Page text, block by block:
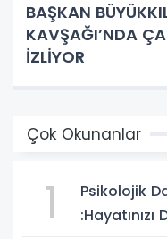
BAŞKAN
KAVŞAĞI’NDA
İZLİYOR
Çok Okunanlar
1
Psikolojik